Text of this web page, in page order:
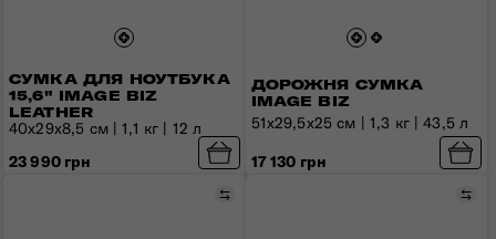
СУМКА ДЛЯ НОУТБУКА
15,6" IMAGE BIZ
LEATHER
40x29x8,5 см | 1,1 кг | 12 л
23 990 грн
ДОРОЖНЯ СУМКА
IMAGE BIZ
51x29,5x25 см | 1,3 кг | 43,5 л
17 130 грн
Порівняти